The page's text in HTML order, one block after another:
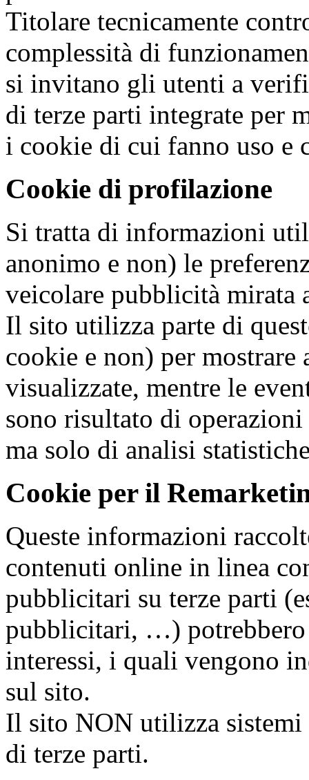
Titolare tecnicamente
complessità di
si invitano gli utenti a
di terze parti integrate per
i cookie di cui fanno uso e
Cookie di profilazione
Si tratta di informazioni
anonimo e non) le
veicolare pubblicità mirata
Il sito utilizza parte di
cookie e non) per
visualizzate, mentre le
sono risultato di
ma solo di analisi
Cookie per il
Queste informazioni
contenuti online in linea
pubblicitari su terze parti
pubblicitari, …) potrebbero
interessi, i quali vengono
sul sito.
Il sito NON utilizza
di terze parti.